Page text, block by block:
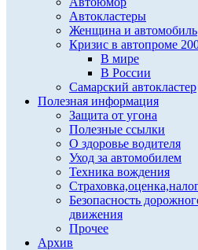
Автокластеры
Женщина и автомобиль
Кризис в автопроме
В мире
В России
Самарский автокластер
Полезная информация
Защита от угона
Полезные ссылки
О здоровье водителя
Уход за автомобилем
Техника вождения
Безопасность
движения
Прочее
Архив